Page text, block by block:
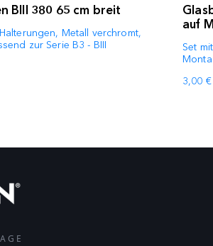
BIII 380 65 cm breit
Metall verchromt,
zur Serie B3 - BIII
auf
Set
3,00 €